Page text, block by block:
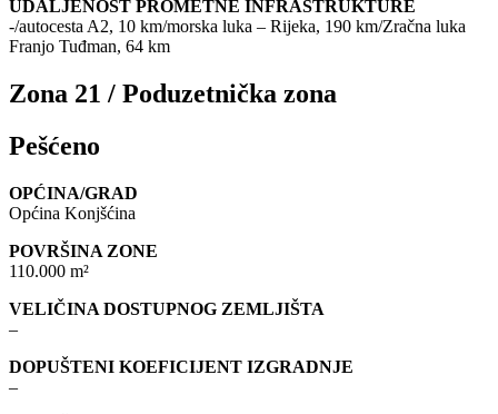
UDALJENOST PROMETNE INFRASTRUKTURE
-/autocesta A2, 10 km/morska luka – Rijeka, 190 km/Zračna luka
Franjo Tuđman, 64 km
Zona 21 / Poduzetnička zona
Pešćeno
OPĆINA/GRAD
Općina Konjšćina
POVRŠINA ZONE
110.000 m²
VELIČINA DOSTUPNOG ZEMLJIŠTA
–
DOPUŠTENI KOEFICIJENT IZGRADNJE
–